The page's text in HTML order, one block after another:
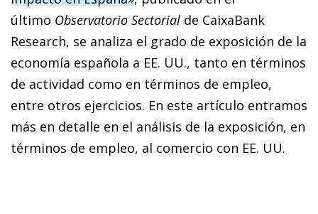
último Observatorio Sectorial de CaixaBank
Research, se analiza el grado de exposición de la
economía española a EE. UU., tanto en términos
de actividad como en términos de empleo,
entre otros ejercicios. En este artículo entramos
más en detalle en el análisis de la exposición, en
términos de empleo, al comercio con EE. UU.